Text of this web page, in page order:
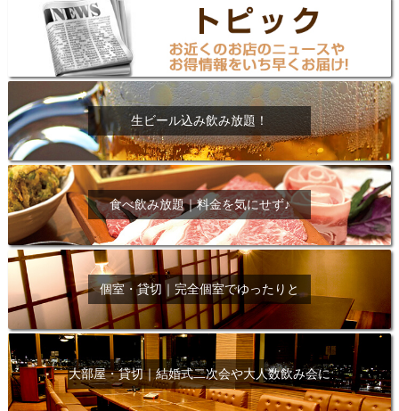
生ビール込み飲み放題！
食べ飲み放題｜料金を気にせず♪
個室・貸切｜完全個室でゆったりと
大部屋・貸切｜結婚式二次会や大人数飲み会に